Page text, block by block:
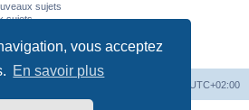
vous acceptez
En savoir plus
sujets
sujets
messages
UTC+02:00